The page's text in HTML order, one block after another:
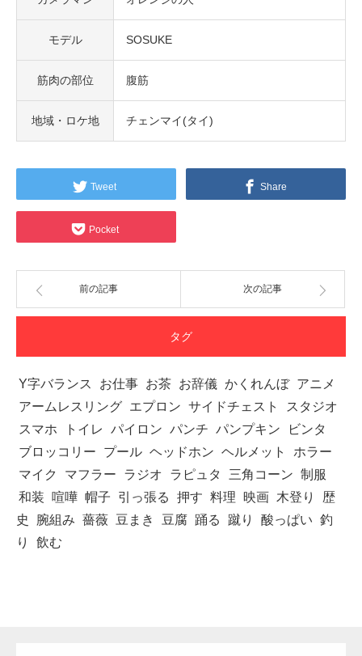
モデル SOSUKE
筋肉の部位 腹筋
地域・ロケ地 チェンマイ(タイ)
Tweet Share
Pocket
前の記事 次の記事
タグ
Y字バランス お仕事 お茶 お辞儀 かくれんぼ アニメ
アームレスリング エプロン サイドチェスト
スタジオ
スマホ
トイレ パイロン パンチ パンプキン
ビンタ
ブロッコリー
プール ヘッドホン ヘルメット
ホラー
マイク
マフラー ラジオ ラピュタ 三角コーン 制服
和装
喧嘩 帽子 引っ張る 押す 料理 映画 木登り
歴
史
腕組み 薔薇 豆まき 豆腐 踊る 蹴り 酸っぱい 釣
り
飲む